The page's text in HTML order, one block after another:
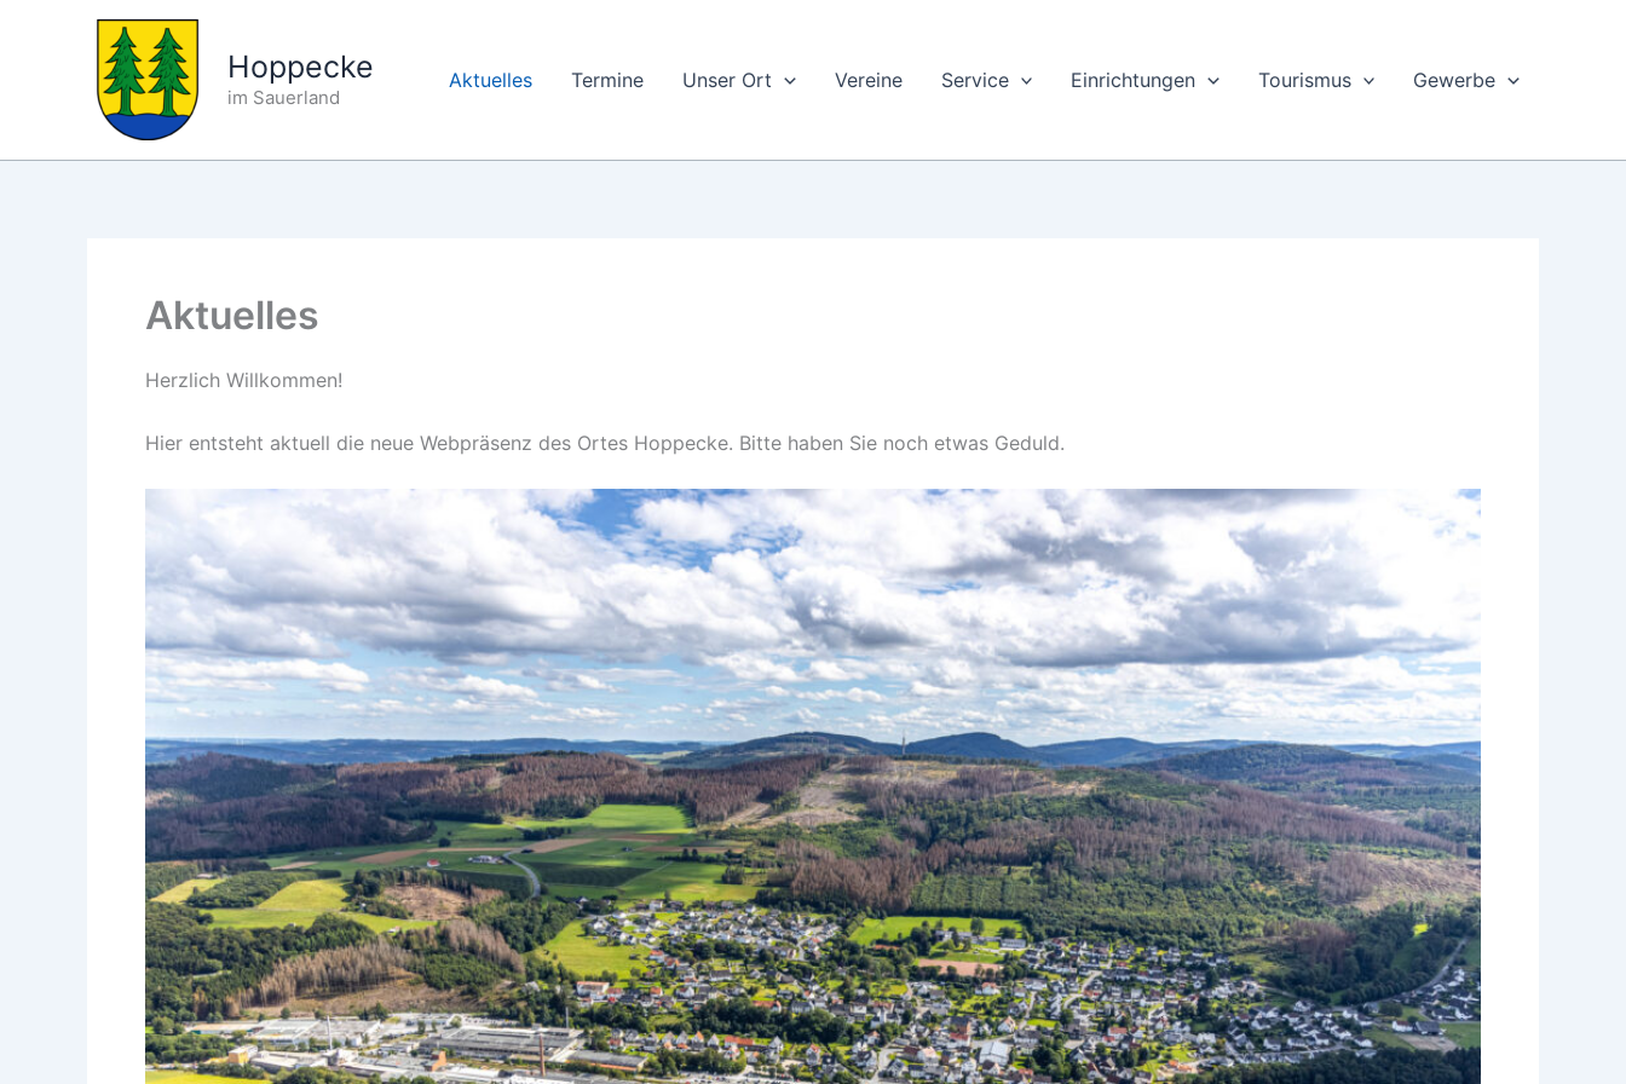
Hoppecke
im Sauerland
Aktuelles Termine Unser Ort Vereine Service Einrichtungen Tourismus Gewerbe
Aktuelles
Herzlich Willkommen!
Hier entsteht aktuell die neue Webpräsenz des Ortes Hoppecke. Bitte haben Sie noch etwas Geduld.